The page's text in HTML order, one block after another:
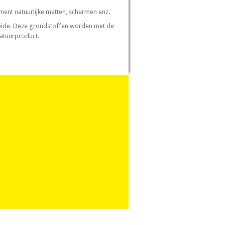
natuurlijke matten, schermen enz.
Deze grondstoffen worden met de